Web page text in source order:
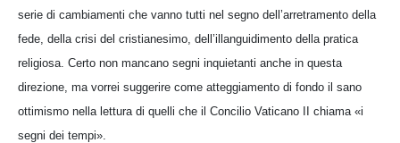
serie di cambiamenti che vanno tutti nel segno dell’arretramento della
fede, della crisi del cristianesimo, dell’illanguidimento della pratica
religiosa. Certo non mancano segni inquietanti anche in questa
direzione, ma vorrei suggerire come atteggiamento di fondo il sano
ottimismo nella lettura di quelli che il Concilio Vaticano II chiama «i
segni dei tempi».